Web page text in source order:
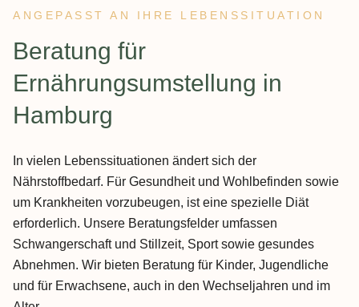
ANGEPASST AN IHRE LEBENSSITUATION
:
Beratung für
Ernährungsumstellung in
Hamburg
In vielen Lebenssituationen ändert sich der
Nährstoffbedarf. Für Gesundheit und Wohlbefinden sowie
um Krankheiten vorzubeugen, ist eine spezielle Diät
erforderlich. Unsere Beratungsfelder umfassen
Schwangerschaft und Stillzeit, Sport sowie gesundes
Abnehmen. Wir bieten Beratung für Kinder, Jugendliche
und für Erwachsene, auch in den Wechseljahren und im